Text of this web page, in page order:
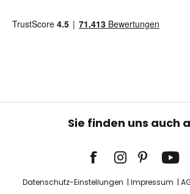
Sie finden uns auch
Datenschutz-Einstellungen Impressum